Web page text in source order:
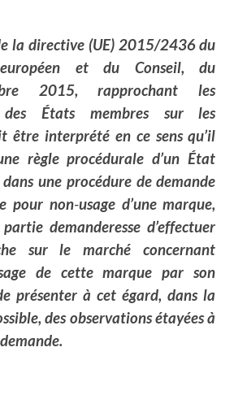
la directive (UE) 2015/2436 du
et du Conseil, du
2015, rapprochant les
des États membres sur les
être interprété en ce sens qu’il
règle procédurale d’un État
une procédure de demande
pour non‑usage d’une marque,
demanderesse d’effectuer
sur le marché concernant
de cette marque par son
présenter à cet égard, dans la
des observations étayées à